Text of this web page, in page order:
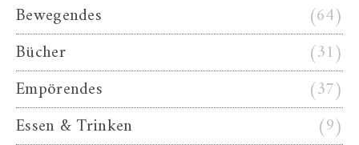
Bewegendes
(64)
Bücher
(31)
Empörendes
(37)
Essen & Trinken
(9)